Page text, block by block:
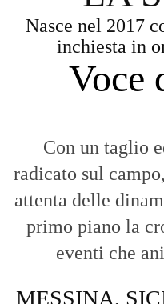
Nasce nel 2017
inchiesta in
Voce
Con un taglio
radicato sul
attenta delle
primo piano la
eventi che
MESSINA,